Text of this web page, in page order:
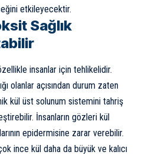
etkileyecektir.
Sağlık
insanlar için tehlikelidir.
olanlar açısından durum zaten
kül üst solunum sistemini tahriş
İnsanların gözleri kül
epidermisine zarar verebilir.
ince kül daha da büyük ve kalıcı